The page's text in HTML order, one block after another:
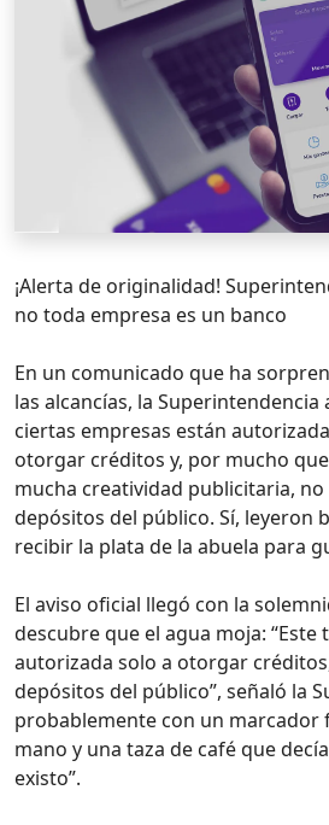
¡Alerta de originalidad!
no toda empresa es un banco
En un comunicado que ha
las alcancías, la Superintendencia
ciertas empresas están
otorgar créditos y, por mucho
mucha creatividad publicitaria,
depósitos del público. Sí, leyeron
recibir la plata de la abuela para
El aviso oficial llegó con la
descubre que el agua moja: “Este
autorizada solo a otorgar
depósitos del público”, señaló la
probablemente con un marcador
mano y una taza de café que
existo”.